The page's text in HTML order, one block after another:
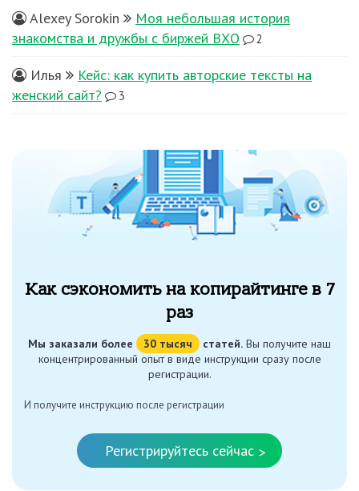
Alexey Sorokin
Моя небольшая история
знакомства и дружбы с биржей ВХО
2
Илья
Кейс: как купить авторские тексты на
женский сайт?
3
Как сэкономить на копирайтинге в 7
раз
Мы заказали более 30 тысяч статей. Вы получите наш
концентрированный опыт в виде инструкции сразу после
регистрации.
И получите инструкцию после регистрации
Регистрируйтесь сейчас >